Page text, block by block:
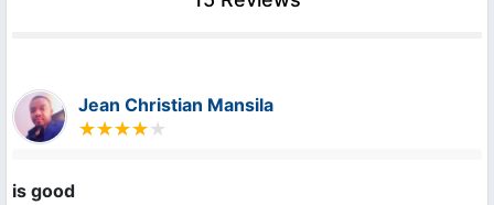
Jean Christian Mansila
is good